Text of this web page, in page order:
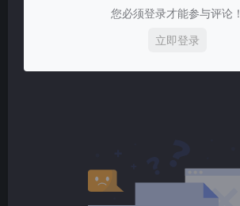
您必须登录才能参与评论！
立即登录